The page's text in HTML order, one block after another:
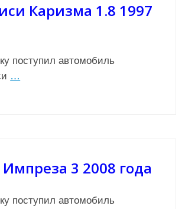
Каризма 1.8 1997
поступил автомобиль
…
3 2008 года
поступил автомобиль